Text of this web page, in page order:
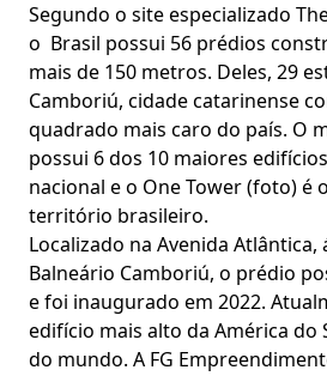
Segundo o site especializado
o Brasil possui 56 prédios
mais de 150 metros. Deles, 29
Camboriú, cidade catarinense
quadrado mais caro do país. O
possui 6 dos 10 maiores
nacional e o One Tower (foto) é
território brasileiro.
Localizado na Avenida
Balneário Camboriú, o prédio
e foi inaugurado em 2022.
edifício mais alto da América do
do mundo. A FG